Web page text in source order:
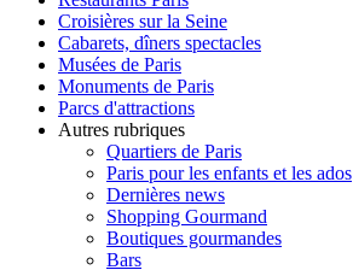
Croisières sur la Seine
Cabarets, dîners spectacles
Musées de Paris
Monuments de Paris
Parcs d'attractions
Autres rubriques
Quartiers de Paris
Paris pour les enfants et les ados
Dernières news
Shopping Gourmand
Boutiques gourmandes
Bars